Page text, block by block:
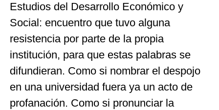
Estudios del Desarrollo Económico y
Social: encuentro que tuvo alguna
resistencia por parte de la propia
institución, para que estas palabras se
difundieran. Como si nombrar el despojo
en una universidad fuera ya un acto de
profanación. Como si pronunciar la